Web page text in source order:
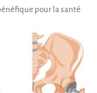
pour la santé.